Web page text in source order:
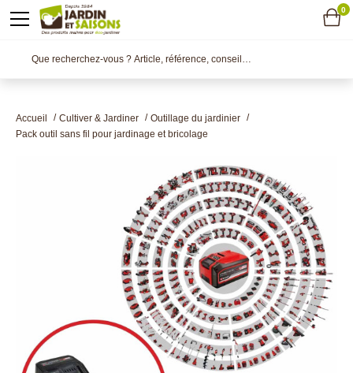
Accueil Cultiver & Jardiner
Outillage du jardinier
Pack outil sans fil pour jardinage et bricolage
0